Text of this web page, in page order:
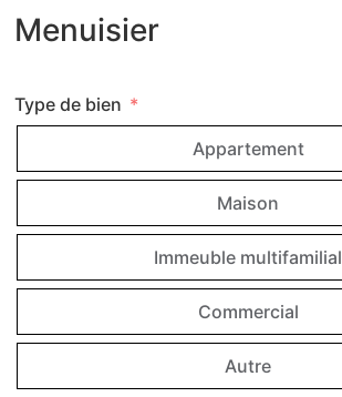
Menuisier
Type de bien
Appartement
Maison
Immeuble multifamilial
Commercial
Autre